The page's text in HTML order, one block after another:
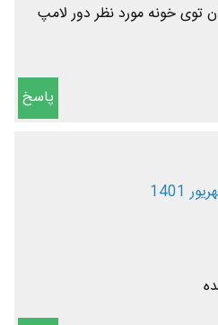
خونه مورد نظر دور لامپ
پاسخ